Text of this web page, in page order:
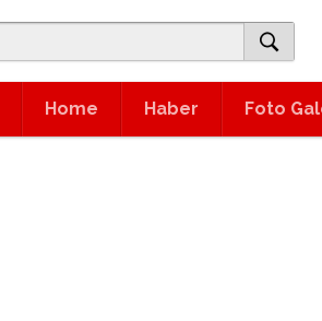
Home Haber Foto